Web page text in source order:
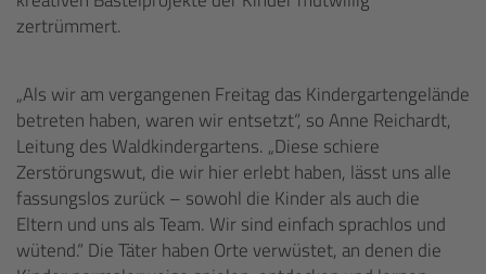
zertrümmert.
„Als wir am vergangenen Freitag das Kindergartengelände
betreten haben, waren wir entsetzt“, so Anne Reichardt,
Leitung des Waldkindergartens. „Diese schiere
Zerstörungswut, die wir hier erlebt haben, lässt uns alle
fassungslos zurück – sowohl die Kinder als auch die
Eltern und uns als Team. Wir sind einfach sprachlos und
wütend.“ Die Täter haben Orte verwüstet, an denen die